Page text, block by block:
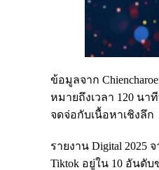
ข้อมูลจาก
หมายถึงเวลา 120 น
จดจ่อกับเนื้อหาเชิงลึก
รายงาน Digital 2025
Tiktok อยู่ใน 10 อันดับ